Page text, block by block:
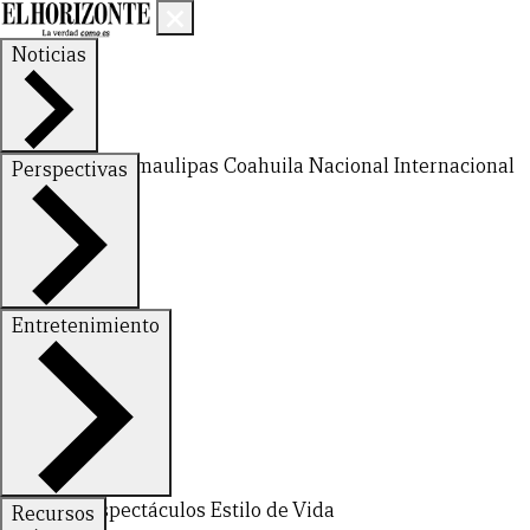
Noticias
Nuevo LeónTamaulipas Coahuila NacionalInternacional
Perspectivas
FinanzasOpinión
Entretenimiento
DeportesEspectáculos Estilo de Vida
Recursos